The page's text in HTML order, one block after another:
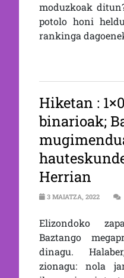
moduzkoak
potolo honi
rankinga
Hiketan :
binarioak;
Herrian
3 MAIATZA, 2022
Elizondoko
Baztango
dinagu.
zionagu: nola